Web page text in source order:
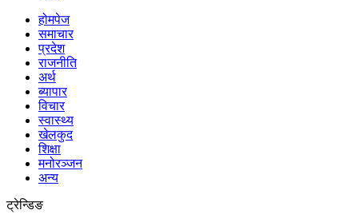
होमपेज
समाचार
प्रदेश
राजनीति
अर्थ
ब्यापार
विचार
स्वास्थ्य
खेलकुद
शिक्षा
मनोरञ्जन
अन्य
ट्रेन्डिङ